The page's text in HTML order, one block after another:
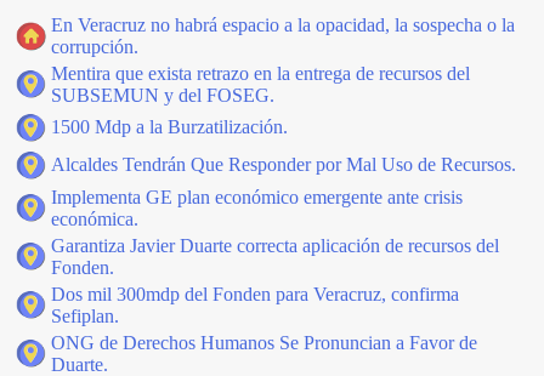
En Veracruz no habrá espacio a la opacidad, la sospecha o la
corrupción.
Mentira que exista retrazo en la entrega de recursos del
SUBSEMUN y del FOSEG.
1500 Mdp a la Burzatilización.
Alcaldes Tendrán Que Responder por Mal Uso de Recursos.
Implementa GE plan económico emergente ante crisis
económica.
Garantiza Javier Duarte correcta aplicación de recursos del
Fonden.
Dos mil 300mdp del Fonden para Veracruz, confirma
Sefiplan.
ONG de Derechos Humanos Se Pronuncian a Favor de
Duarte.